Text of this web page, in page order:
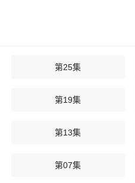
第25集
第19集
第13集
第07集